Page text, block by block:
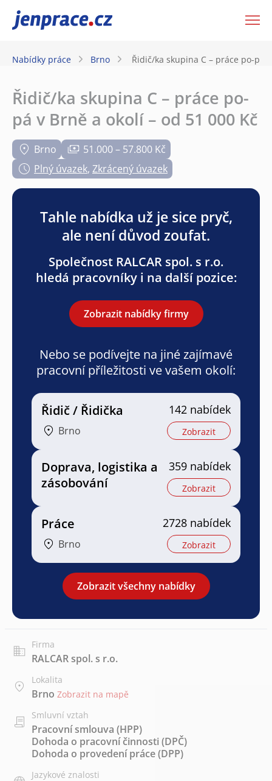
JenPráce.cz
Nabídky práce Brno Řidič/ka skupina C – práce po-pá
Řidič/ka skupina C – práce po-
pá v Brně a okolí – od 51 000 Kč
Brno
51.000 – 57.800 Kč
Plný úvazek, Zkrácený úvazek
Tahle nabídka už je sice pryč,
ale není důvod zoufat.
Společnost RALCAR spol. s r.o.
hledá pracovníky i na další pozice:
Zobrazit nabídky firmy
Nebo se podívejte na jiné zajímavé
pracovní příležitosti ve vašem okolí:
Řidič / Řidička
Brno
142 nabídek
Zobrazit
Doprava, logistika a
zásobování
359 nabídek
Zobrazit
Práce
Brno
2728 nabídek
Zobrazit
Zobrazit všechny nabídky
Firma
RALCAR spol. s r.o.
Lokalita
Brno Zobrazit na mapě
Smluvní vztah
Pracovní smlouva (HPP)
Dohoda o pracovní činnosti (DPČ)
Dohoda o provedení práce (DPP)
Jazykové znalosti